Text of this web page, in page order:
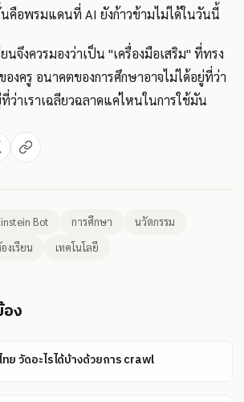
นคือพรมแดนที่ AI ยังก้าวข้ามไม่ได้ในวันนี้
นจึงควรมองว่าเป็น "เครื่องมือเสริม" ที่ทรง
งครู อนาคตของการศึกษาอาจไม่ได้อยู่ที่ว่า
ว่าเราเฉลียวฉลาดแค่ไหนในการใช้มัน
Bot การศึกษา
นวัตกรรม
งเรียน เทคโนโลยี
ง
ย วัดอะไรได้บ้างด้วยการ crawl